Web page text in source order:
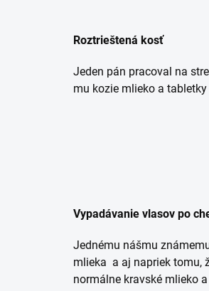
Roztrieštená kosť
Jeden pán pracoval na
mu kozie mlieko a
Vypadávanie vlasov po
Jednému nášmu
mlieka a aj napriek tomu,
normálne kravské mlieko